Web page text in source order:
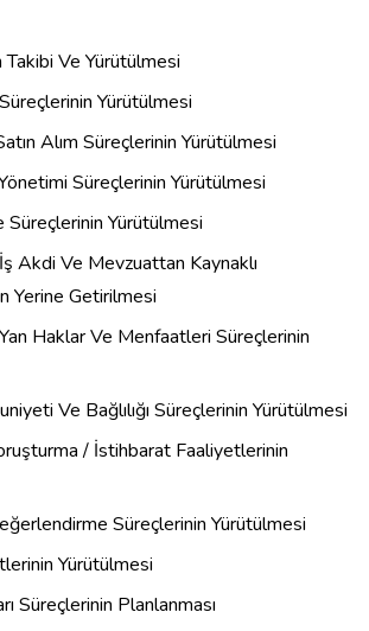
Ve Yürütülmesi
Yürütülmesi
Alım Süreçlerinin Yürütülmesi
Süreçlerinin Yürütülmesi
Yürütülmesi
Akdi Ve Mevzuattan Kaynaklı
Yerine Getirilmesi
Haklar Ve Menfaatleri Süreçlerinin
Ve Bağlılığı Süreçlerinin Yürütülmesi
/ İstihbarat Faaliyetlerinin
Süreçlerinin Yürütülmesi
Yürütülmesi
Süreçlerinin Planlanması